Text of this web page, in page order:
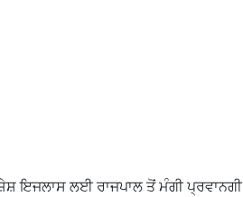
ਇਜਲਾਸ ਲਈ ਰਾਜਪਾਲ ਤੋਂ ਮੰਗੀ ਪ੍ਰਵਾਨਗੀ